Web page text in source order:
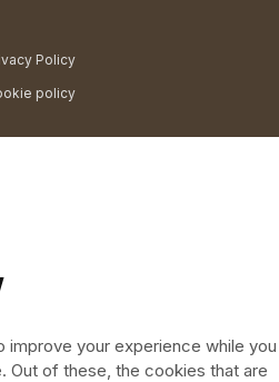
Policy
policy
your experience while you
Out of these, the cookies that are